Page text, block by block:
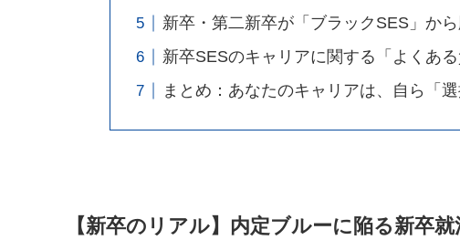
新卒・第二新卒が「ブラックSES」か
新卒SESのキャリアに関する「よくある
まとめ：あなたのキャリアは、自ら「
【新卒のリアル】内定ブルーに陥る新卒